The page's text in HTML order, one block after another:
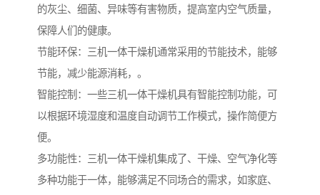
的灰尘、细菌、异味等有害物质，提高室内空气质量，
保障人们的健康。
节能环保：三机一体干燥机通常采用的节能技术，能够
节能，减少能源消耗，。
智能控制：一些三机一体干燥机具有智能控制功能，可
以根据环境湿度和温度自动调节工作模式，操作简便方
便。
多功能性：三机一体干燥机集成了、干燥、空气净化等
多种功能于一体，能够满足不同场合的需求，如家庭、